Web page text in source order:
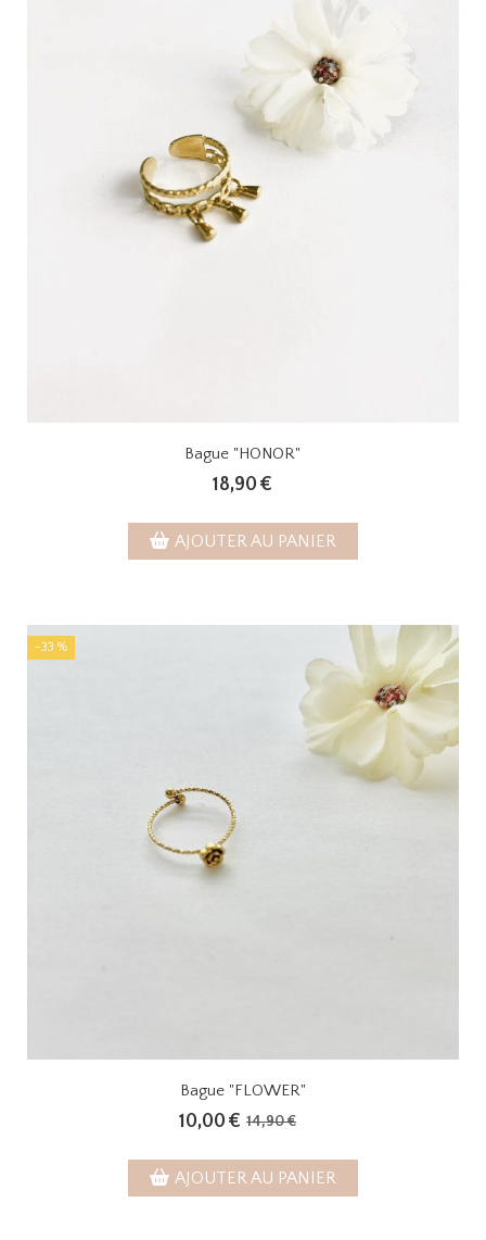
Bague "HONOR"
18,90 €
AJOUTER AU PANIER
-33 %
Bague "FLOWER"
10,00 € 14,90€
AJOUTER AU PANIER